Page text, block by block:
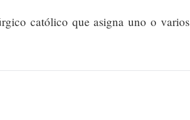
católico que asigna uno o varios